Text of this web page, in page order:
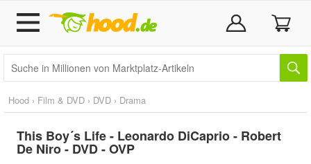
Hood › Film & DVD › DVD › Drama
This Boy´s Life - Leonardo DiCaprio - Robert
De Niro - DVD - OVP